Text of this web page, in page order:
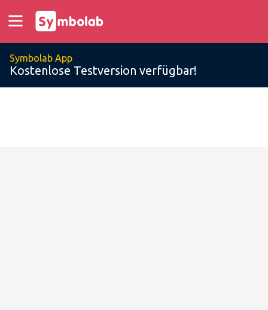
Symbolab App
Kostenlose Testversion verfügbar!